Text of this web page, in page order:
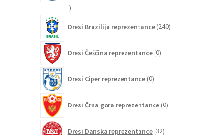
21
Dresi Brazilija reprezentance 240izdelkov
Dresi Češčina reprezentance 0izdelkov
Dresi Ciper reprezentance 0izdelkov
Dresi Črna gora reprezentance 0izdelkov
Dresi Danska reprezentance 32